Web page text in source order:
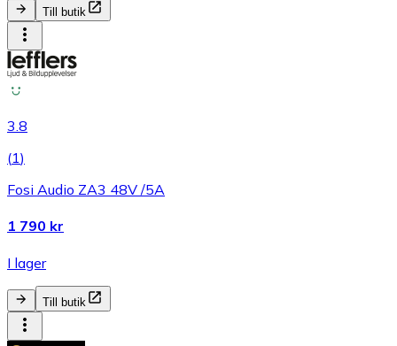
Till butik
3.8
(1)
Fosi Audio ZA3 48V /5A
1 790 kr
I lager
Till butik